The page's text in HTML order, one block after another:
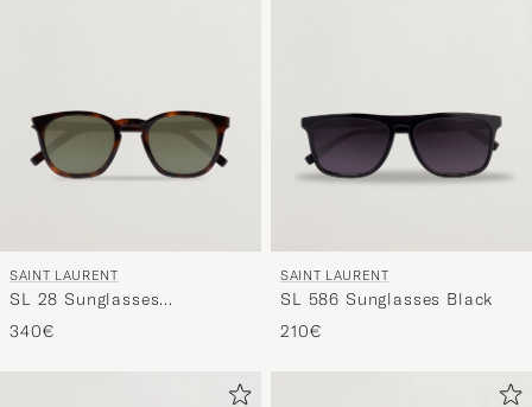
SAINT LAURENT
SL 28 Sunglasses
Havana/Green
340€
SAINT LAURENT
SL 586 Sunglasses Black
210€